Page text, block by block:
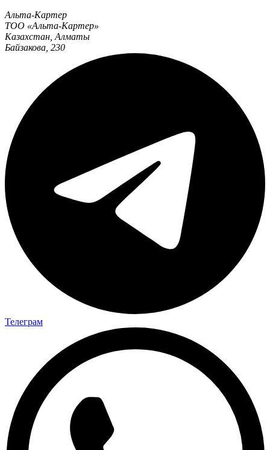
Альта-Картер
ТОО «Альта-Картер»
Казахстан Алматы
Байзакова, 230
Телеграм